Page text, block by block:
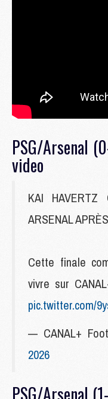
PSG/Arsenal
video
KAI HAVERTZ
ARSENAL
Cette finale
vivre sur
pic.twitter.com/
— CANAL+
2026
PSG/Arsenal